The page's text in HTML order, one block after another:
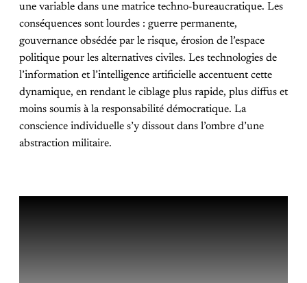
une variable dans une matrice techno-bureaucratique. Les
conséquences sont lourdes : guerre permanente,
gouvernance obsédée par le risque, érosion de l’espace
politique pour les alternatives civiles. Les technologies de
l’information et l’intelligence artificielle accentuent cette
dynamique, en rendant le ciblage plus rapide, plus diffus et
moins soumis à la responsabilité démocratique. La
conscience individuelle s’y dissout dans l’ombre d’une
abstraction militaire.